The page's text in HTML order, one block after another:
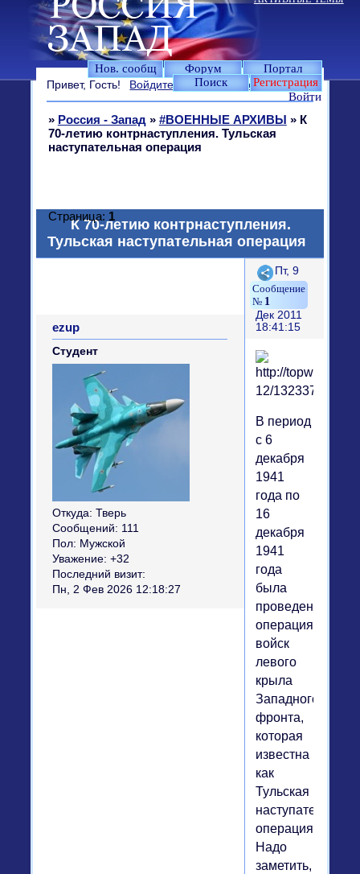
Нов. сообщ Форум
Портал
Поиск
Регистрация
Войти
Привет, Гость! Войдите илизарегистрируйтесь.
» Россия - Запад » #ВОЕННЫЕ АРХИВЫ » К
70-летию контрнаступления. Тульская
наступательная операция
К 70-летию контрнаступления.
Тульская наступательная операция
Страница: 1
Поделиться
1
Пт, 9
Дек 2011
18:41:15
ezup
Студент
Откуда: Тверь
Сообщений: 111
Пол: Мужской
Уважение: +32
Последний визит:
Пн, 2 Фев 2026 12:18:27
В период
с 6
декабря
1941
года по
16
декабря
1941
года
была
проведена
операция
войск
левого
крыла
Западного
фронта,
которая
известна
как
Тульская
наступательная
операция.
Надо
заметить,